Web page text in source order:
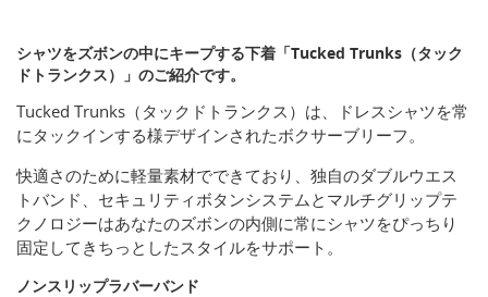
シャツをズボンの中にキープする下着「Tucked Trunks（タック
ドトランクス）」のご紹介です。
Tucked Trunks（タックドトランクス）は、ドレスシャツを常
にタックインする様デザインされたボクサーブリーフ。
快適さのために軽量素材でできており、独自のダブルウエス
トバンド、セキュリティボタンシステムとマルチグリップテ
クノロジーはあなたのズボンの内側に常にシャツをぴっちり
固定してきちっとしたスタイルをサポート。
ノンスリップラバーバンド